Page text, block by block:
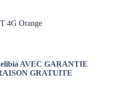
4G Orange
AVEC GARANTIE
GRATUITE